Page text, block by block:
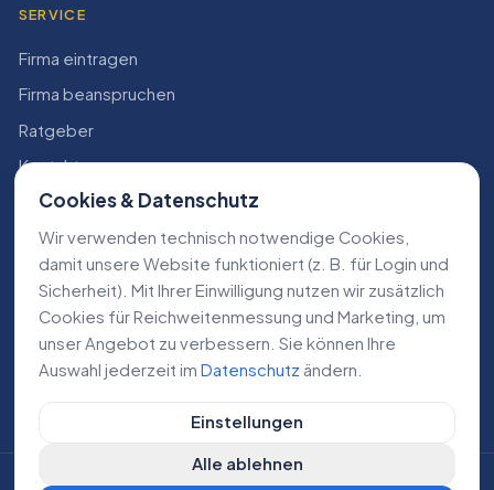
SERVICE
Firma eintragen
Firma beanspruchen
Ratgeber
Kontakt
Konto
RECHTLICHES
Impressum
Datenschutz
AGB
Cookies & Datenschutz
Wir verwenden technisch notwendige Cookies,
damit unsere Website funktioniert (z. B. für Login und
Sicherheit). Mit Ihrer Einwilligung nutzen wir zusätzlich
Cookies für Reichweiten­messung und Marketing, um
unser Angebot zu verbessern. Sie können Ihre
Auswahl jederzeit im Datenschutz ändern.
Einstellungen
Alle ablehnen